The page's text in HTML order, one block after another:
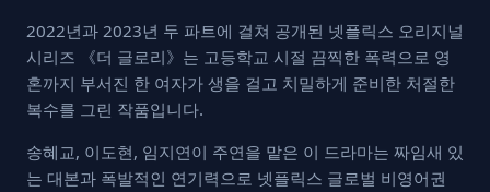
2022년과 2023년 두 파트에 걸쳐 공개된 넷플릭스 오리지널
시리즈 《더 글로리》는 고등학교 시절 끔찍한 폭력으로 영
혼까지 부서진 한 여자가 생을 걸고 치밀하게 준비한 처절한
복수를 그린 작품입니다.
송혜교, 이도현, 임지연이 주연을 맡은 이 드라마는 짜임새 있
는 대본과 폭발적인 연기력으로 넷플릭스 글로벌 비영어권